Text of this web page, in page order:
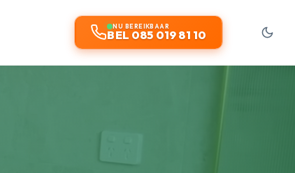
NU BEREIKBAAR
BEL 085 019 81 10